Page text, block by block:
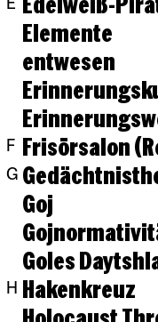
Elemente
entwesen
F Frisörsalon
G
Goj
Goles
H Hakenkreuz